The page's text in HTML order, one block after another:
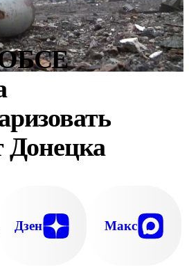
Донецка
Дзен Макс